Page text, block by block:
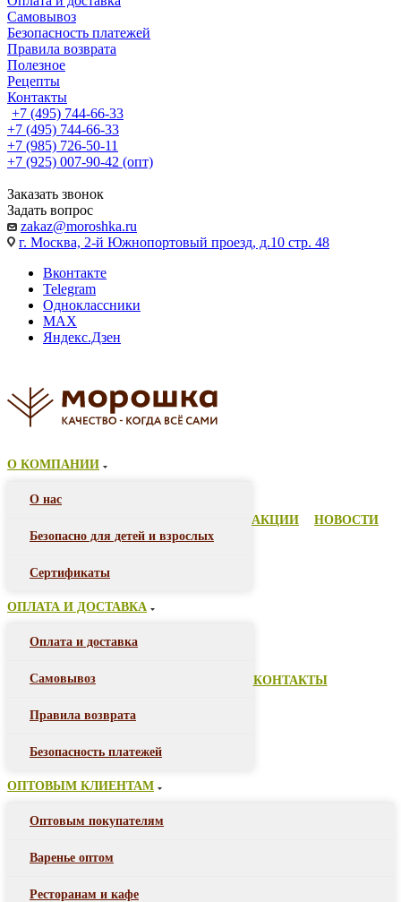
Самовывоз
Безопасность платежей
Правила возврата
Полезное
Рецепты
Контакты
+7 (495) 744-66-33
+7 (495) 744-66-33
+7 (985) 726-50-11
+7 (925) 007-90-42 (опт)
Заказать звонок
Задать вопрос
zakaz@moroshka.ru
г. Москва, 2-й Южнопортовый проезд, д.10 стр. 48
Вконтакте
Telegram
Одноклассники
MAX
Яндекс.Дзен
О КОМПАНИИ
О нас
Безопасно для детей и взрослых
Сертификаты
АКЦИИ НОВОСТИ
ОПЛАТА И ДОСТАВКА
Оплата и доставка
Самовывоз
Правила возврата
Безопасность платежей
КОНТАКТЫ
ОПТОВЫМ КЛИЕНТАМ
Оптовым покупателям
Варенье оптом
Ресторанам и кафе